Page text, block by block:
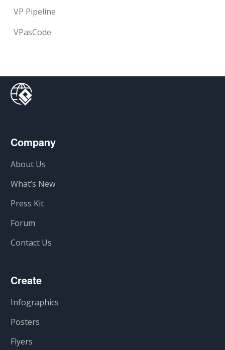
VP Pipeline
VPasCode
Company
About Us
What’s New
Press Kit
Forum
Contact Us
Create
Infographics
Posters
Flyers